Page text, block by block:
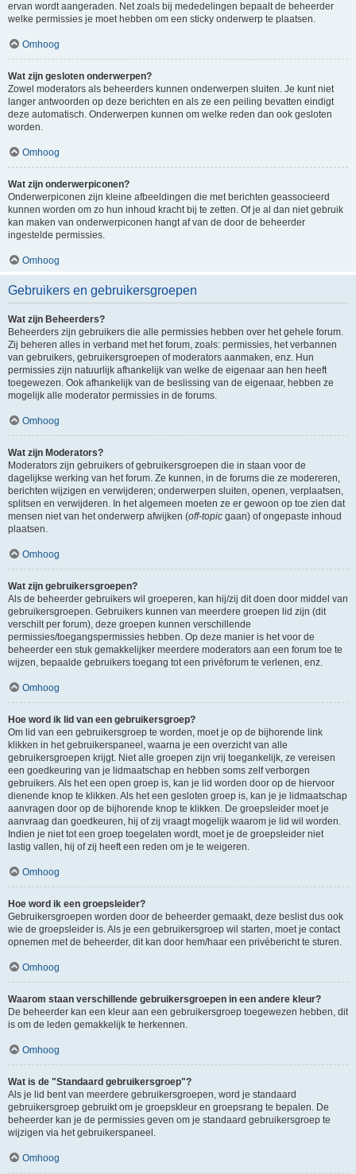
ervan wordt aangeraden. Net zoals bij mededelingen bepaalt de beheerder
welke permissies je moet hebben om een sticky onderwerp te plaatsen.
Omhoog
Wat zijn gesloten onderwerpen?
Zowel moderators als beheerders kunnen onderwerpen sluiten. Je kunt niet
langer antwoorden op deze berichten en als ze een peiling bevatten eindigt
deze automatisch. Onderwerpen kunnen om welke reden dan ook gesloten
worden.
Omhoog
Wat zijn onderwerpiconen?
Onderwerpiconen zijn kleine afbeeldingen die met berichten geassocieerd
kunnen worden om zo hun inhoud kracht bij te zetten. Of je al dan niet gebruik
kan maken van onderwerpiconen hangt af van de door de beheerder
ingestelde permissies.
Omhoog
Gebruikers en gebruikersgroepen
Wat zijn Beheerders?
Beheerders zijn gebruikers die alle permissies hebben over het gehele forum.
Zij beheren alles in verband met het forum, zoals: permissies, het verbannen
van gebruikers, gebruikersgroepen of moderators aanmaken, enz. Hun
permissies zijn natuurlijk afhankelijk van welke de eigenaar aan hen heeft
toegewezen. Ook afhankelijk van de beslissing van de eigenaar, hebben ze
mogelijk alle moderator permissies in de forums.
Omhoog
Wat zijn Moderators?
Moderators zijn gebruikers of gebruikersgroepen die in staan voor de
dagelijkse werking van het forum. Ze kunnen, in de forums die ze modereren,
berichten wijzigen en verwijderen; onderwerpen sluiten, openen, verplaatsen,
splitsen en verwijderen. In het algemeen moeten ze er gewoon op toe zien dat
mensen niet van het onderwerp afwijken (off-topic gaan) of ongepaste inhoud
plaatsen.
Omhoog
Wat zijn gebruikersgroepen?
Als de beheerder gebruikers wil groeperen, kan hij/zij dit doen door middel van
gebruikersgroepen. Gebruikers kunnen van meerdere groepen lid zijn (dit
verschilt per forum), deze groepen kunnen verschillende
permissies/toegangspermissies hebben. Op deze manier is het voor de
beheerder een stuk gemakkelijker meerdere moderators aan een forum toe te
wijzen, bepaalde gebruikers toegang tot een privéforum te verlenen, enz.
Omhoog
Hoe word ik lid van een gebruikersgroep?
Om lid van een gebruikersgroep te worden, moet je op de bijhorende link
klikken in het gebruikerspaneel, waarna je een overzicht van alle
gebruikersgroepen krijgt. Niet alle groepen zijn vrij toegankelijk, ze vereisen
een goedkeuring van je lidmaatschap en hebben soms zelf verborgen
gebruikers. Als het een open groep is, kan je lid worden door op de hiervoor
dienende knop te klikken. Als het een gesloten groep is, kan je je lidmaatschap
aanvragen door op de bijhorende knop te klikken. De groepsleider moet je
aanvraag dan goedkeuren, hij of zij vraagt mogelijk waarom je lid wil worden.
Indien je niet tot een groep toegelaten wordt, moet je de groepsleider niet
lastig vallen, hij of zij heeft een reden om je te weigeren.
Omhoog
Hoe word ik een groepsleider?
Gebruikersgroepen worden door de beheerder gemaakt, deze beslist dus ook
wie de groepsleider is. Als je een gebruikersgroep wil starten, moet je contact
opnemen met de beheerder, dit kan door hem/haar een privébericht te sturen.
Omhoog
Waarom staan verschillende gebruikersgroepen in een andere kleur?
De beheerder kan een kleur aan een gebruikersgroep toegewezen hebben, dit
is om de leden gemakkelijk te herkennen.
Omhoog
Wat is de "Standaard gebruikersgroep"?
Als je lid bent van meerdere gebruikersgroepen, word je standaard
gebruikersgroep gebruikt om je groepskleur en groepsrang te bepalen. De
beheerder kan je de permissies geven om je standaard gebruikersgroep te
wijzigen via het gebruikerspaneel.
Omhoog